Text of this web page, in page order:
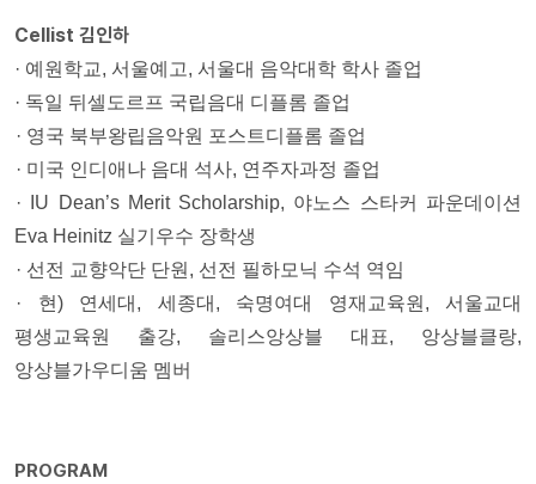
Cellist 김인하
· 예원학교, 서울예고, 서울대 음악대학 학사 졸업
· 독일 뒤셀도르프 국립음대 디플롬 졸업
· 영국 북부왕립음악원 포스트디플롬 졸업
· 미국 인디애나 음대 석사, 연주자과정 졸업
· IU Dean’s Merit Scholarship, 야노스 스타커 파운데이션
Eva Heinitz 실기우수 장학생
· 선전 교향악단 단원, 선전 필하모닉 수석 역임
· 현) 연세대, 세종대, 숙명여대 영재교육원, 서울교대
평생교육원 출강, 솔리스앙상블 대표, 앙상블클랑,
앙상블가우디움 멤버
PROGRAM